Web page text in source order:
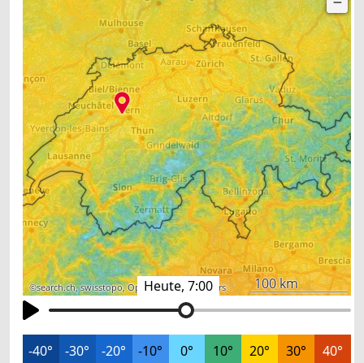
Heute, 7:00
©search.ch,swisstopo,OpenStreetMap,others 100 km
-40° -30° -20° -10° 0° 10° 20° 30° 40°